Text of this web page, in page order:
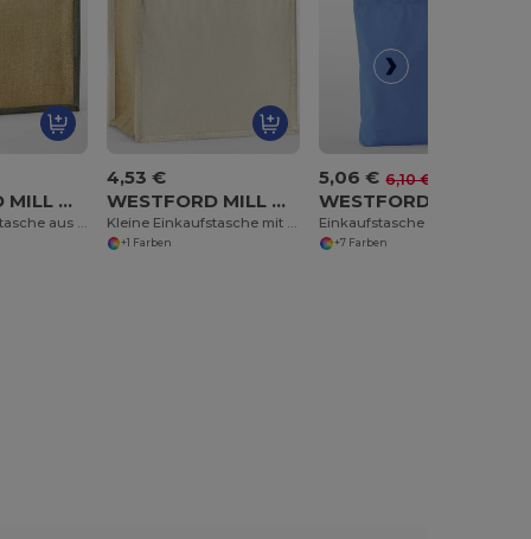
WESTFORD MILL WM473
4,53 €
WESTFORD MILL WM483
+1 Farben
5,06 € 6,10 €
+7 Farben